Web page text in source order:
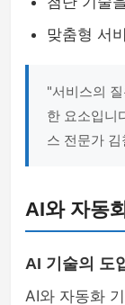
맞춤형 서
"서비스의
한 요소입니
스 전문가 김
AI와 자동
AI 기술의 도
AI와 자동화